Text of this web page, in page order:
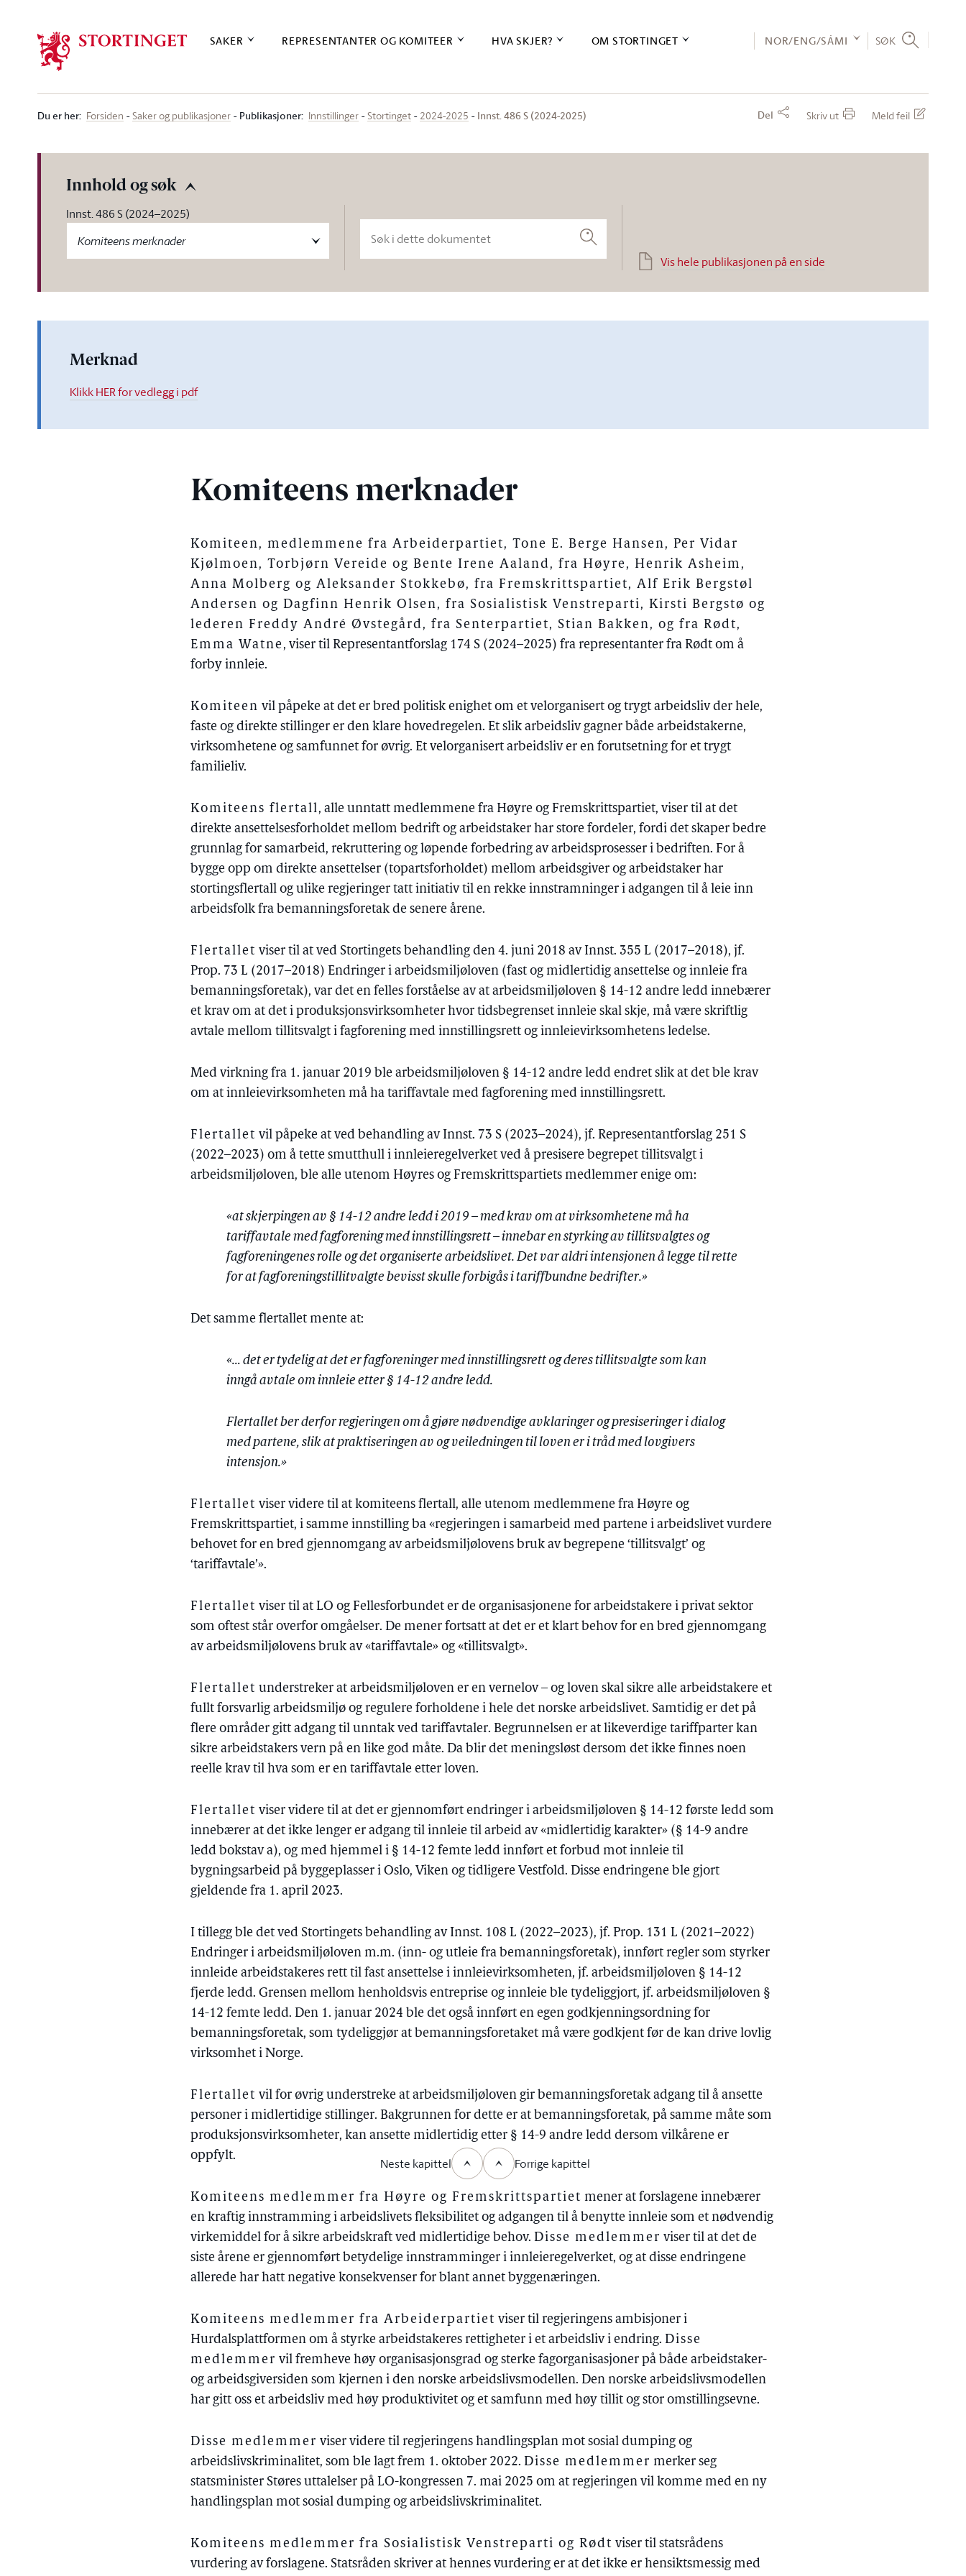
SAKER REPRESENTANTER OG KOMITEER HVA SKJER? OM STORTINGET NOR/ENG/SÁMI SØK
Du er her: Forsiden Saker og publikasjoner Publikasjoner: Innstillinger Stortinget 2024-2025 Innst. 486 S (2024-2025) Del Skriv ut Meld feil
Innhold og søk
Innst. 486 S (2024–2025)
Komiteens merknader
Søk
Vis hele publikasjonen på en side
Merknad
Klikk HER for vedlegg i pdf
Komiteens merknader
Komiteen, medlemmene fra Arbeiderpartiet, Tone E. Berge Hansen, Per Vidar
Kjølmoen, Torbjørn Vereide og Bente Irene Aaland, fra Høyre, Henrik Asheim,
Anna Molberg og Aleksander Stokkebø, fra Fremskrittspartiet, Alf Erik Bergstøl
Andersen og Dagfinn Henrik Olsen, fra Sosialistisk Venstreparti, Kirsti Bergstø og
lederen Freddy André Øvstegård, fra Senterpartiet, Stian Bakken, og fra Rødt,
Emma Watne , viser til Representantforslag 174 S (2024–2025) fra representanter fra Rødt om å
forby innleie.
Komiteen vil påpeke at det er bred politisk enighet om et velorganisert og trygt arbeidsliv der hele,
faste og direkte stillinger er den klare hovedregelen. Et slik arbeidsliv gagner både arbeidstakerne,
virksomhetene og samfunnet for øvrig. Et velorganisert arbeidsliv er en forutsetning for et trygt
familieliv.
Komiteens flertall, alle unntatt medlemmene fra Høyre og Fremskrittspartiet, viser til at det
direkte ansettelsesforholdet mellom bedrift og arbeidstaker har store fordeler, fordi det skaper bedre
grunnlag for samarbeid, rekruttering og løpende forbedring av arbeidsprosesser i bedriften. For å
bygge opp om direkte ansettelser (topartsforholdet) mellom arbeidsgiver og arbeidstaker har
stortingsflertall og ulike regjeringer tatt initiativ til en rekke innstramninger i adgangen til å leie inn
arbeidsfolk fra bemanningsforetak de senere årene.
Flertallet viser til at ved Stortingets behandling den 4. juni 2018 av Innst. 355 L (2017–2018), jf.
Prop. 73 L (2017–2018) Endringer i arbeidsmiljøloven (fast og midlertidig ansettelse og innleie fra
bemanningsforetak), var det en felles forståelse av at arbeidsmiljøloven § 14-12 andre ledd innebærer
et krav om at det i produksjonsvirksomheter hvor tidsbegrenset innleie skal skje, må være skriftlig
avtale mellom tillitsvalgt i fagforening med innstillingsrett og innleievirksomhetens ledelse.
Med virkning fra 1. januar 2019 ble arbeidsmiljøloven § 14-12 andre ledd endret slik at det ble krav
om at innleievirksomheten må ha tariffavtale med fagforening med innstillingsrett.
Flertallet vil påpeke at ved behandling av Innst. 73 S (2023–2024), jf. Representantforslag 251 S
(2022–2023) om å tette smutthull i innleieregelverket ved å presisere begrepet tillitsvalgt i
arbeidsmiljøloven, ble alle utenom Høyres og Fremskrittspartiets medlemmer enige om:
«at skjerpingen av § 14-12 andre ledd i 2019 – med krav om at virksomhetene må ha
tariffavtale med fagforening med innstillingsrett – innebar en styrking av tillitsvalgtes og
fagforeningenes rolle og det organiserte arbeidslivet. Det var aldri intensjonen å legge til rette
for at fagforeningstillitvalgte bevisst skulle forbigås i tariffbundne bedrifter.»
Det samme flertallet mente at:
«… det er tydelig at det er fagforeninger med innstillingsrett og deres tillitsvalgte som kan
inngå avtale om innleie etter § 14-12 andre ledd.
Flertallet ber derfor regjeringen om å gjøre nødvendige avklaringer og presiseringer i dialog
med partene, slik at praktiseringen av og veiledningen til loven er i tråd med lovgivers
intensjon.»
Flertallet viser videre til at komiteens flertall, alle utenom medlemmene fra Høyre og
Fremskrittspartiet, i samme innstilling ba «regjeringen i samarbeid med partene i arbeidslivet vurdere
behovet for en bred gjennomgang av arbeidsmiljølovens bruk av begrepene ‘tillitsvalgt’ og
‘tariffavtale’».
Flertallet viser til at LO og Fellesforbundet er de organisasjonene for arbeidstakere i privat sektor
som oftest står overfor omgåelser. De mener fortsatt at det er et klart behov for en bred gjennomgang
av arbeidsmiljølovens bruk av «tariffavtale» og «tillitsvalgt».
Flertallet understreker at arbeidsmiljøloven er en vernelov – og loven skal sikre alle arbeidstakere et
fullt forsvarlig arbeidsmiljø og regulere forholdene i hele det norske arbeidslivet. Samtidig er det på
flere områder gitt adgang til unntak ved tariffavtaler. Begrunnelsen er at likeverdige tariffparter kan
sikre arbeidstakers vern på en like god måte. Da blir det meningsløst dersom det ikke finnes noen
reelle krav til hva som er en tariffavtale etter loven.
Flertallet viser videre til at det er gjennomført endringer i arbeidsmiljøloven § 14-12 første ledd som
innebærer at det ikke lenger er adgang til innleie til arbeid av «midlertidig karakter» (§ 14-9 andre
ledd bokstav a), og med hjemmel i § 14-12 femte ledd innført et forbud mot innleie til
bygningsarbeid på byggeplasser i Oslo, Viken og tidligere Vestfold. Disse endringene ble gjort
gjeldende fra 1. april 2023.
I tillegg ble det ved Stortingets behandling av Innst. 108 L (2022–2023), jf. Prop. 131 L (2021–2022)
Endringer i arbeidsmiljøloven m.m. (inn- og utleie fra bemanningsforetak), innført regler som styrker
innleide arbeidstakeres rett til fast ansettelse i innleievirksomheten, jf. arbeidsmiljøloven § 14-12
fjerde ledd. Grensen mellom henholdsvis entreprise og innleie ble tydeliggjort, jf. arbeidsmiljøloven §
14-12 femte ledd. Den 1. januar 2024 ble det også innført en egen godkjenningsordning for
bemanningsforetak, som tydeliggjør at bemanningsforetaket må være godkjent før de kan drive lovlig
virksomhet i Norge.
Flertallet vil for øvrig understreke at arbeidsmiljøloven gir bemanningsforetak adgang til å ansette
personer i midlertidige stillinger. Bakgrunnen for dette er at bemanningsforetak, på samme måte som
produksjonsvirksomheter, kan ansette midlertidig etter § 14-9 andre ledd dersom vilkårene er
oppfylt.
Komiteens medlemmer fra Høyre og Fremskrittspartiet mener at forslagene innebærer
en kraftig innstramming i arbeidslivets fleksibilitet og adgangen til å benytte innleie som et nødvendig
virkemiddel for å sikre arbeidskraft ved midlertidige behov.Disse medlemmer viser til at det de
siste årene er gjennomført betydelige innstramminger i innleieregelverket, og at disse endringene
allerede har hatt negative konsekvenser for blant annet byggenæringen.
Komiteens medlemmer fra Arbeiderpartiet viser til regjeringens ambisjoner i
Hurdalsplattformen om å styrke arbeidstakeres rettigheter i et arbeidsliv i endring.Disse
medlemmer vil fremheve høy organisasjonsgrad og sterke fagorganisasjoner på både arbeidstaker-
og arbeidsgiversiden som kjernen i den norske arbeidslivsmodellen. Den norske arbeidslivsmodellen
har gitt oss et arbeidsliv med høy produktivitet og et samfunn med høy tillit og stor omstillingsevne.
Disse medlemmer viser videre til regjeringens handlingsplan mot sosial dumping og
arbeidslivskriminalitet, som ble lagt frem 1. oktober 2022.Disse medlemmer merker seg
statsminister Støres uttalelser på LO-kongressen 7. mai 2025 om at regjeringen vil komme med en ny
handlingsplan mot sosial dumping og arbeidslivskriminalitet.
Komiteens medlemmer fra Sosialistisk Venstreparti og Rødt viser til statsrådens
vurdering av forslagene. Statsråden skriver at hennes vurdering er at det ikke er hensiktsmessig med
Forrige kapittel
Neste kapittel